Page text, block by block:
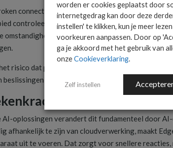
connectiviteit namelijk niet vanzelfsprekend.
controleert, een specialist die industriële
omstandigheden werkt, kan niet altijd rekenen op
risico dat professionals geen toegang hebben tot
en het oplossen van problemen.
naar de werkvloer
AI-oplossingen verandert dit fundamenteel door
afhankelijk te zijn van cloudverwerking, maakt
uit te voeren. Dat zorgt voor snellere reacties,
worden er cookies geplaatst door
internetgedrag kan door deze
instellen' te klikken, kun je meer
voorkeuren aanpassen. Door op
ga je akkoord met het gebruik van
onzeCookieverklaring.
Zelf instellen